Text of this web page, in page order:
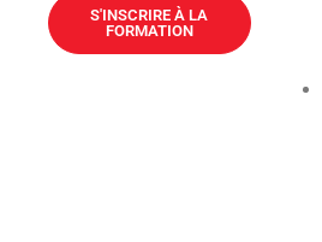
S'INSCRIRE À LA
FORMATION